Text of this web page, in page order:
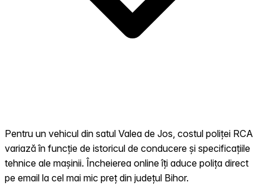
Pentru un vehicul din satul Valea de Jos, costul poliței RCA
variază în funcție de istoricul de conducere și specificațiile
tehnice ale mașinii. Încheierea online îți aduce polița direct
pe email la cel mai mic preț din județul Bihor.